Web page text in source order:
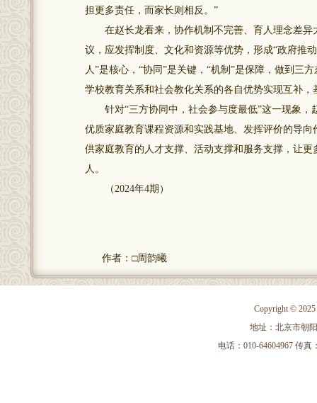
担更多责任，而家长则相反。”
在赵长龙看来，协作机制不完善、育人理念差异
议，应发挥制度、文化和资源等优势，形成“政府推
人”是核心，“协同”是关键，“机制”是保障，做到三
学校教育关系和社会教化关系的各自优势实现互补
针对“三方协同中，社会参与度最低”这一现象，
优质家庭教育课程资源和实践基地、发挥评价的导
供家庭教育的人才支撑、活动支撑和服务支撑，让
人。
（2024年4期）
作者：□周韵曦
Copyright ©
地址：北京市朝
电话：010-64604967 传真